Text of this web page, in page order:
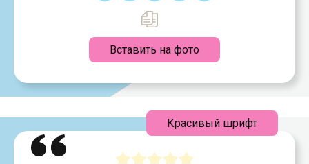
Вставить на фото
Красивый шрифт